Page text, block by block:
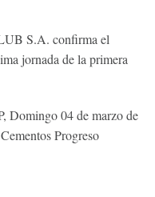
S.A. confirma el
jornada de la primera
Domingo 04 de marzo de
Progreso